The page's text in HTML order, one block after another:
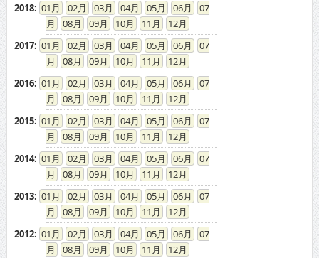
2018: 01 02 03 04 05 06
07
08
09 10 11
12
2017: 01 02 03 04 05 06
07
08
09 10 11
12
2016: 01 02 03 04 05 06
07
08
09 10 11
12
2015: 01 02 03 04 05 06
07
08
09 10 11
12
2014: 01 02 03 04 05 06
07
08
09 10 11
12
2013: 01 02 03 04 05 06
07
08
09 10 11
12
2012: 01 02 03 04 05 06
07
08
09 10 11
12